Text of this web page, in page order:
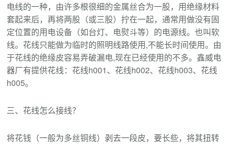
电线的一种，由许多根很细的金属丝合为一股，用绝缘材料
套起来后，再将两股（或三股）拧在一起，通常用做没有固
定位置的用电设备（如台灯、电熨斗等）的电源线。也叫软
线。花线只能做为临时的照明线路使用,不能长时间使用。由
于花线的绝缘皮容易弄破漏电,现在已经使用的不多。鑫威电
器厂有提供花线：花线h001、花线h002、花线h003、花线
h005。
三、花线怎么接线？
将花钱（一般为多丝铜线）剥去一段皮，要长些，将其扭转